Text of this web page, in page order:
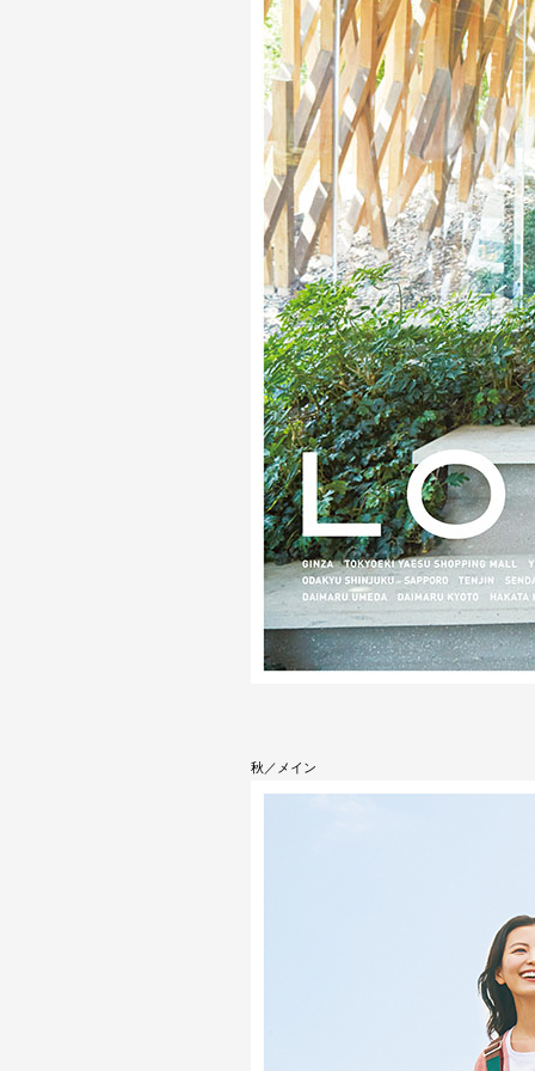
秋／メイン